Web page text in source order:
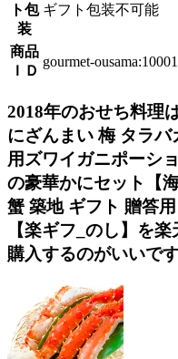
ト包
装
ギフト包装不可能
商品
ＩＤ
gourmet-
2018年のおせち料理
にざんまい 梅 タラ
用ズワイガニポーシ
の豪華かにセット【
蟹 築地 ギフト 贈答
【楽ギフ_のし】を
購入するのがいいで